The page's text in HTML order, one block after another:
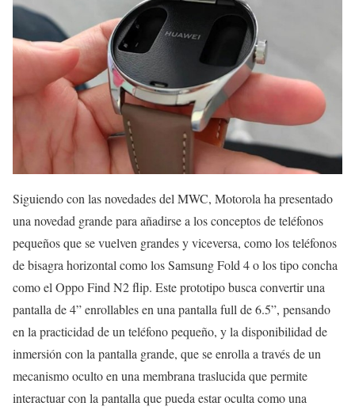
Siguiendo con las novedades del MWC, Motorola ha presentado
una novedad grande para añadirse a los conceptos de teléfonos
pequeños que se vuelven grandes y viceversa, como los teléfonos
de bisagra horizontal como los Samsung Fold 4 o los tipo concha
como el Oppo Find N2 flip. Este prototipo busca convertir una
pantalla de 4” enrollables en una pantalla full de 6.5”, pensando
en la practicidad de un teléfono pequeño, y la disponibilidad de
inmersión con la pantalla grande, que se enrolla a través de un
mecanismo oculto en una membrana traslucida que permite
interactuar con la pantalla que pueda estar oculta como una